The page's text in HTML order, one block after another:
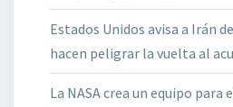
Estados Unidos avisa a Irán
hacen peligrar la vuelta al
La NASA crea un equipo para